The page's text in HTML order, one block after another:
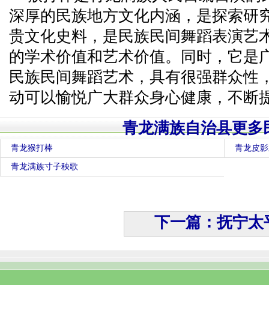
深厚的民族地方文化内涵，是探索研
贵文化史料，是民族民间舞蹈表演艺
的学术价值和艺术价值。同时，它是
民族民间舞蹈艺术，具有很强群众性
动可以愉悦广大群众身心健康，不断
青龙满族自治县更多
青龙猴打棒 青龙皮
青龙满族寸子秧歌
下一篇：抚宁太